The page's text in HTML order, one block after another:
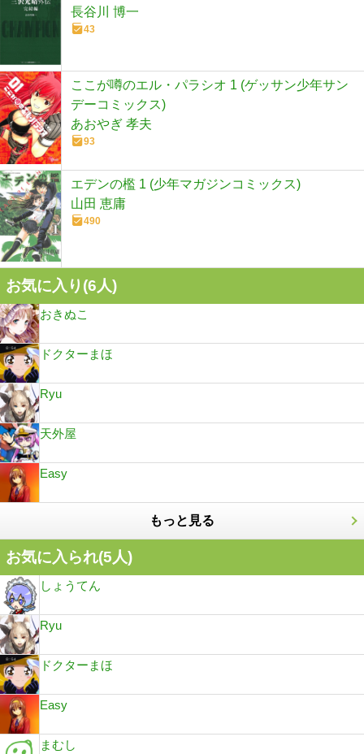
長谷川 博一
43
ここが噂のエル・パラシオ 1 (ゲッサン少年サン
デーコミックス)
あおやぎ 孝夫
93
エデンの檻 1 (少年マガジンコミックス)
山田 恵庸
490
お気に入り(6人)
おきぬこ
ドクターまほ
Ryu
天外屋
Easy
もっと見る
お気に入られ(5人)
しょうてん
Ryu
ドクターまほ
Easy
まむし